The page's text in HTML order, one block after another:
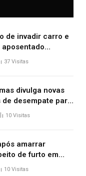
de invadir carro e
no trânsito
37 Visitas
divulga novas
desempate para
no Minha Casa,
10 Visitas
amarrar
de furto em
agredi-lo
10 Visitas